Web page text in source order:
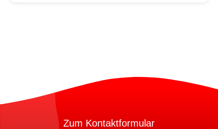
Zum Kontaktformular